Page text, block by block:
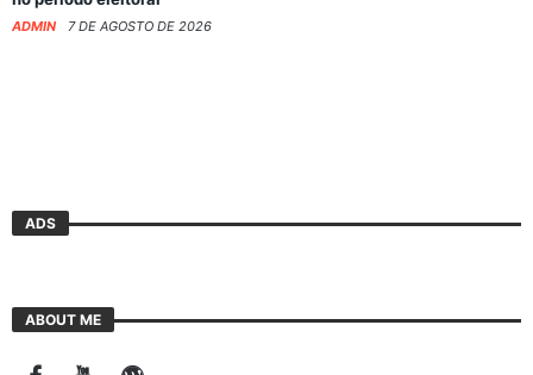
ADMIN 7 DE AGOSTO DE 2026
ADS
ABOUT ME